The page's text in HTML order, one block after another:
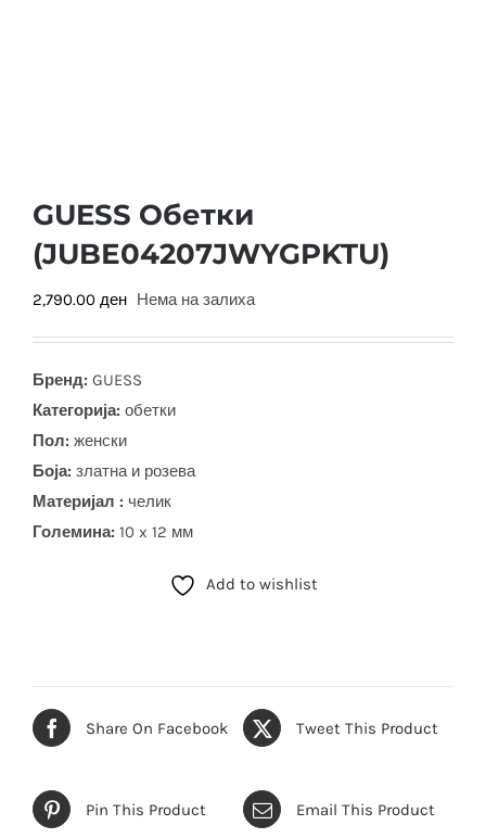
GUESS Обетки
(JUBЕ04207JWYGPKTU)
2,790.00 ден Нема на залиха
Бренд: GUESS
Категорија: обетки
Пол: женски
Боја: златна и розева
Материјал : челик
Големина: 10 x 12 мм
Add to wishlist
Share On Facebook Tweet This Product
Pin This Product Email This Product